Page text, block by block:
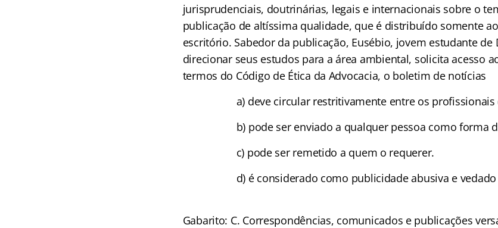
jurisprudenciais, doutrinárias, legais e internacionais sobre o
publicação de altíssima qualidade, que é distribuído somente
escritório. Sabedor da publicação, Eusébio, jovem estudante de
direcionar seus estudos para a área ambiental, solicita acesso
termos do Código de Ética da Advocacia, o boletim de notícias
a) deve circular restritivamente entre os
b) pode ser enviado a qualquer pessoa como forma
c) pode ser remetido a quem o requerer.
d) é considerado como publicidade abusiva e
Gabarito: C. Correspondências, comunicados e publicações